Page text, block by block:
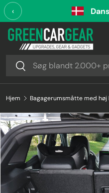
Videre til indhold
‹
Søg
Søg
Hjem Bagagerumsmåtte med høj